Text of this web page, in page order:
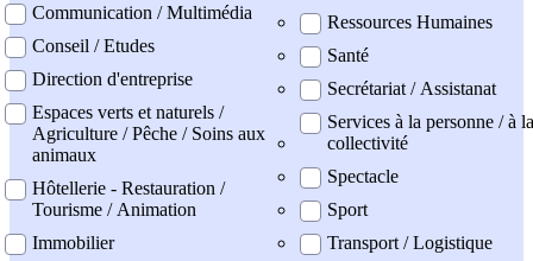
Communication / Multimédia
Conseil / Etudes
Direction d'entreprise
Espaces verts et naturels /
Agriculture / Pêche / Soins aux
animaux
Hôtellerie - Restauration /
Tourisme / Animation
Immobilier
Ressources Humaines
Santé
Secrétariat / Assistanat
Services à la personne / à la
collectivité
Spectacle
Sport
Transport / Logistique